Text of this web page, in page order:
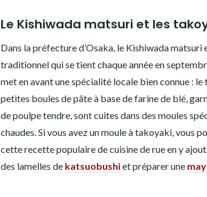
Le Kishiwada matsuri et les
Dans la préfecture d’Osaka, le Kishiwada matsuri
traditionnel qui se tient chaque année en
met en avant une spécialité locale bien connue : le
petites boules de pâte à base de farine de blé,
de poulpe tendre, sont cuites dans des moules
chaudes. Si vous avez un moule à takoyaki, vous
cette recette populaire de cuisine de rue en y
des lamelles de katsuobushiet préparer une